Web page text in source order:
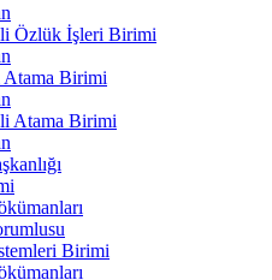
Özlük İşleri Birimi
Atama Birimi
Atama Birimi
Birimi